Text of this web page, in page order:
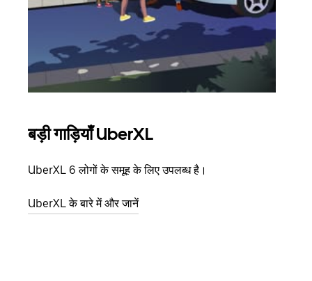
बड़ी गाड़ियाँ UberXL
UberXL 6 लोगों के समूह के लिए उपलब्ध है।
UberXL के बारे में और जानें